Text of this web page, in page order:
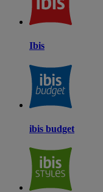
Ibis
ibis budget